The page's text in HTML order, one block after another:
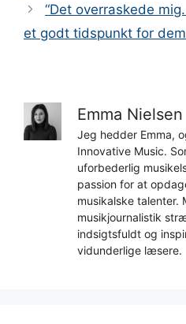
“Det overraskede
et godt tidspunkt for
Emma Nielsen
Jeg hedder Emma,
Innovative Music.
uforbederlig
passion for at
musikalske talenter.
musikjournalistik
indsigtsfuldt og
vidunderlige læsere.